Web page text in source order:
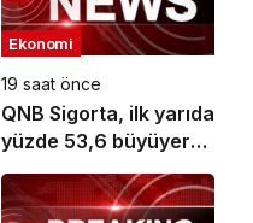
Ekonomi
19 saat önce
QNB Sigorta, ilk yarıda
yüzde 53,6 büyüyerek
10,66 milyar TL prim
üretimine ulaştı